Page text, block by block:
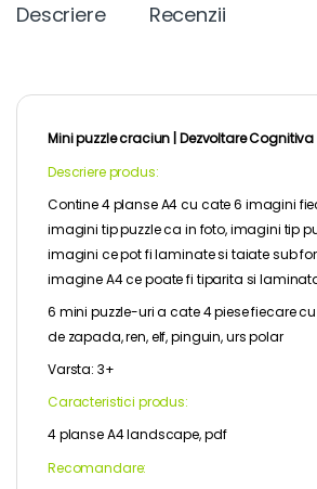
o
e
i
Descriere Recenzii
Mini puzzle craciun | Dezvoltare Cognitiva
Descriere produs:
Contine 4 planse A4 cu cate 6 imagini
imagini tip puzzle ca in foto, imagini tip
imagini ce pot fi laminate si taiate sub
imagine A4 ce poate fi tiparita si
6 mini puzzle-uri a cate 4 piese fiecare
de zapada, ren, elf, pinguin, urs polar
Varsta: 3+
Caracteristici produs:
4 planse A4 landscape, pdf
Recomandare: